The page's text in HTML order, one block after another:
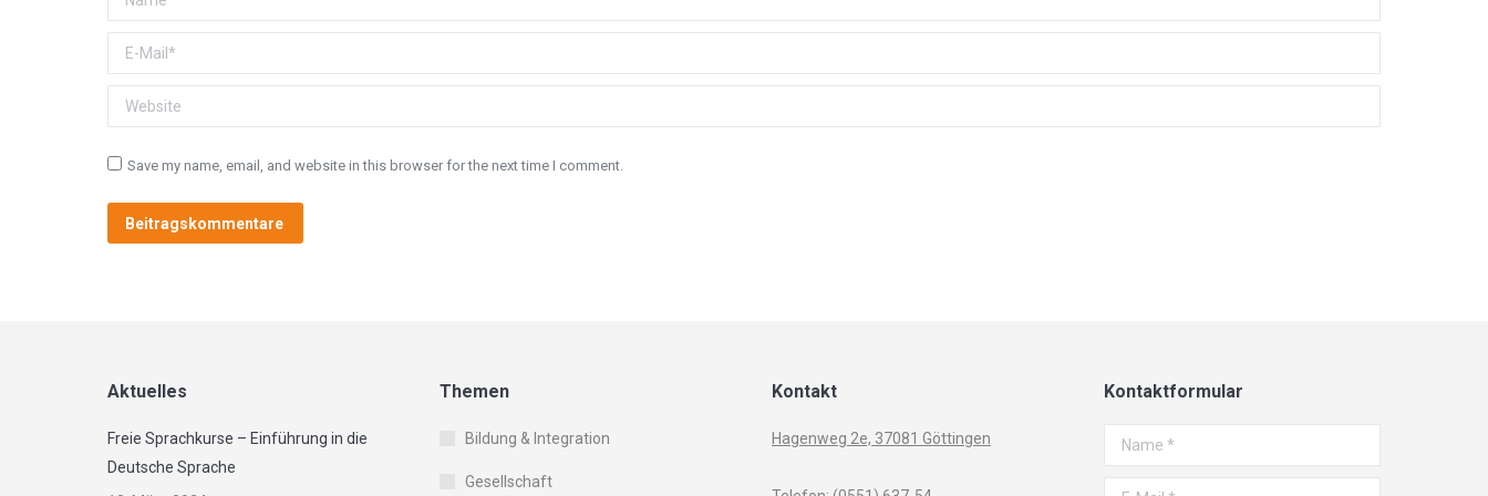
E-Mail *
Website
Save my name, email, and website in this browser for the next time I comment.
Beitragskommentare
Aktuelles
Freie Sprachkurse – Einführung in die
Deutsche Sprache
Themen
Bildung & Integration
Gesellschaft
Kontakt
Hagenweg 2e, 37081 Göttingen
Kontaktformular
Name *
E-Mail *